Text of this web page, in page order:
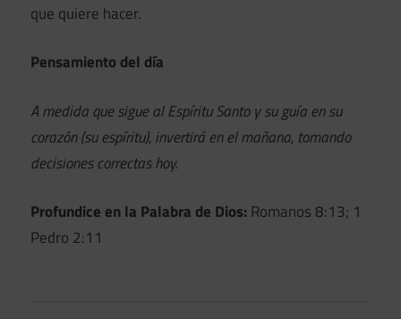
que quiere hacer.
Pensamiento del día
A medida que sigue al Espíritu Santo y su guía en su
corazón (su espíritu), invertirá en el mañana, tomando
decisiones correctas hoy.
Profundice en la Palabra de Dios: Romanos 8:13; 1
Pedro 2:11